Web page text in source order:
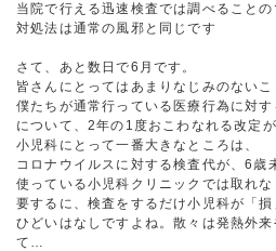
当院で行える迅速検査では調べることの
対処法は通常の風邪と同じです
さて、あと数日で6月です。
皆さんにとってはあまりなじみのないこ
僕たちが通常行っている医療行為に対
について、2年の1度おこわなれる改定が
小児科にとって一番大きなところは、
コロナウイルスに対する検査代が、6歳
使っている小児科クリニックでは取れな
要するに、検査をするだけ小児科が「損
ひどいはなしですよね。散々は発熱外
て…